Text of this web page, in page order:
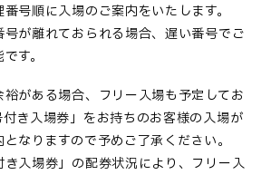
号順に入場のご案内をいたします。
が離れておられる場合、遅い番号でご
す。
がある場合、フリー入場も予定してお
付き入場券」をお持ちのお客様の入場が
なりますので予めご了承ください。
入場券」の配券状況により、フリー入